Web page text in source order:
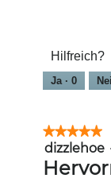
Hilfreich?
Ja · 0
★★★★★
★★★★★
5
von
5
dizzlehoe ·